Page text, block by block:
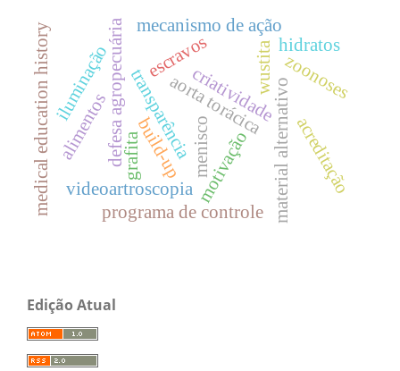
transparênciaaorta torácica
criatividadematerial alternativo
motivação
zoonoses
defesa agropecuária
programa de controle
wustita
videoartroscopia
menisco acreditação
mecanismo de ação
escravos
alimentos build-up
grafita
hidratos
iluminação
m
e
d
i
c
a
l
e
d
u
c
a
t
i
o
n
h
i
s
t
o
r
y
Edição Atual